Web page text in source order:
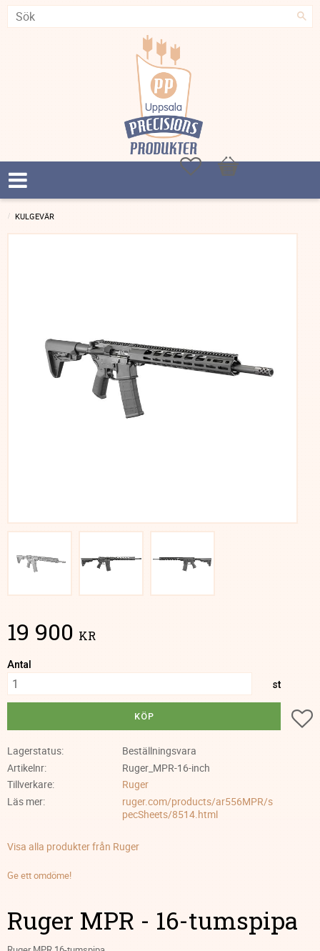
FavoriterKundvagn
KULGEVÄR
19 900 KR
Antal
st
KÖP
Lagerstatus
Beställningsvara
Artikelnr
Ruger_MPR-16-inch
Tillverkare
Ruger
Läs mer
ruger.com/products/ar556MPR/s
pecSheets/8514.html
Visa alla produkter från Ruger
Ge ett omdöme!
Ruger MPR - 16-tumspipa